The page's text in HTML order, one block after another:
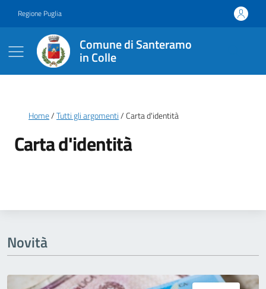
Regione Puglia
Comune di Santeramo
in Colle
Briciole di pane
Home Tutti gli argomenti Carta d'identità
Carta d'identità
Novità